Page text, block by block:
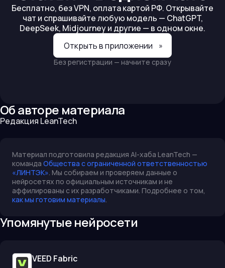
Бесплатно, без VPN, оплата картой РФ. Открывайте
чат и спрашивайте любую модель — ChatGPT,
DeepSeek, Midjourney и другие — в одном окне.
Открыть в приложении
»
Без регистрации — начните сразу
Об авторе материала
Редакция LeanTech
Материал подготовила редакция AI-хаба LeanTech —
команда Общества с ограниченной ответственностью
«ЛИНТЭК» . Мы собираем и проверяем данные о
нейросетях по официальным источникам и не
аффилированы с их разработчиками. Подробнее о том,
как мы готовим материалы
Упомянутые нейросети
VEED Fabric